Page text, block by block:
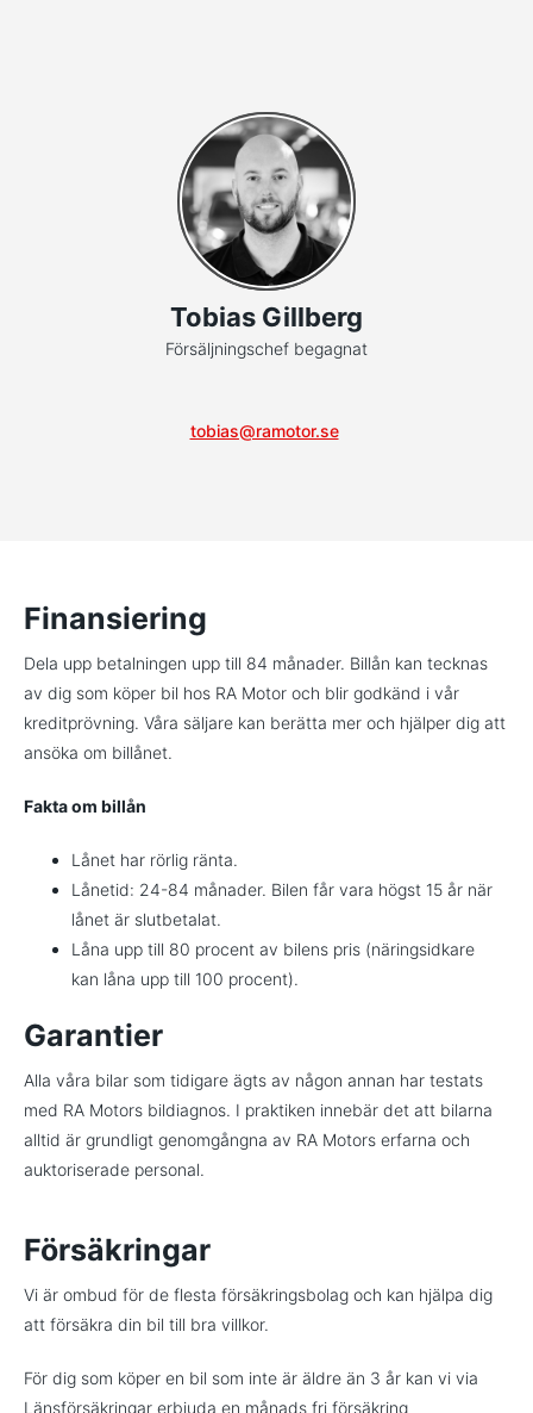
Tobias Gillberg
Försäljningschef begagnat
tobias@ramotor.se
Finansiering
Dela upp betalningen upp till 84 månader. Billån kan tecknas
av dig som köper bil hos RA Motor och blir godkänd i vår
kreditprövning. Våra säljare kan berätta mer och hjälper dig att
ansöka om billånet.
Fakta om billån
Lånet har rörlig ränta.
Lånetid: 24-84 månader. Bilen får vara högst 15 år när
lånet är slutbetalat.
Låna upp till 80 procent av bilens pris (näringsidkare
kan låna upp till 100 procent).
Garantier
Alla våra bilar som tidigare ägts av någon annan har testats
med RA Motors bildiagnos. I praktiken innebär det att bilarna
alltid är grundligt genomgångna av RA Motors erfarna och
auktoriserade personal.
Försäkringar
Vi är ombud för de flesta försäkringsbolag och kan hjälpa dig
att försäkra din bil till bra villkor.
För dig som köper en bil som inte är äldre än 3 år kan vi via
Länsförsäkringar erbjuda en månads fri försäkring